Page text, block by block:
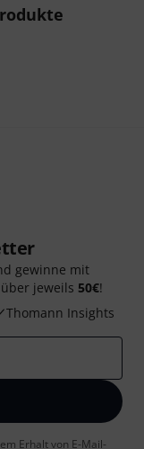
gewinne mit
über jeweils 50€!
Thomann Insights
Erhalt von E-Mail-